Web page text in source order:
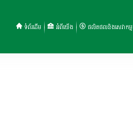
ទំព័រដើម អំពីយើង ផលិតផលនិងសេវាកម្ម